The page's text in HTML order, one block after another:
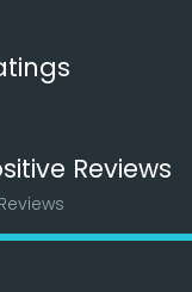
Reviews